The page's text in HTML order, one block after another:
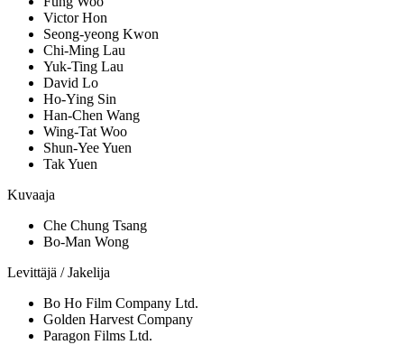
Victor Hon
Seong-yeong Kwon
Chi-Ming Lau
Yuk-Ting Lau
David Lo
Ho-Ying Sin
Han-Chen Wang
Wing-Tat Woo
Shun-Yee Yuen
Tak Yuen
Kuvaaja
Che Chung Tsang
Bo-Man Wong
Levittäjä / Jakelija
Bo Ho Film Company Ltd.
Golden Harvest Company
Paragon Films Ltd.